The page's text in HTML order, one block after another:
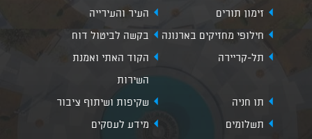
זימון תורים
העיר והעירייה
חילופי מחזיקים בארנונה
בקשה לביטול דוח
תל-קריירה
הקוד האתי ואמנת
השירות
תו חניה
שקיפות ושיתוף ציבור
תשלומים
מידע לעסקים